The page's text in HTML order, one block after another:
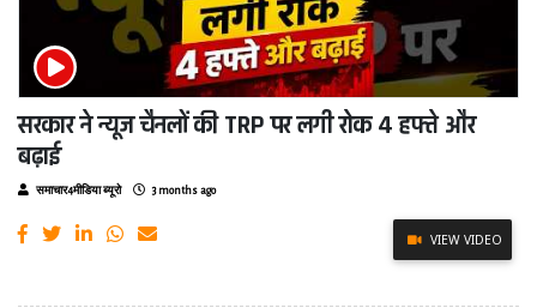
सरकार ने न्यूज चैनलों की TRP पर लगी रोक 4 हफ्ते और
बढ़ाई
समाचार4मीडिया ब्यूरो 3 months ago
VIEW VIDEO